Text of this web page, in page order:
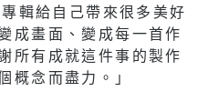
輯給自己帶來很多美好
成畫面、變成每一首作
所有成就這件事的製作
概念而盡力。」